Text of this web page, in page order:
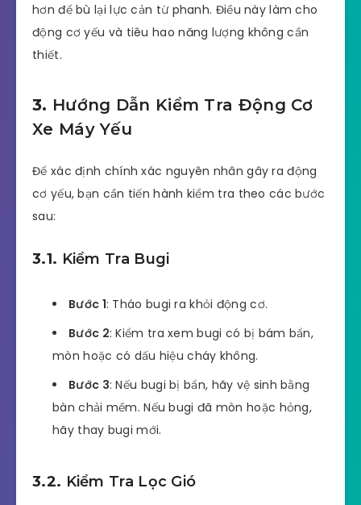
hơn để bù lại lực cản từ phanh. Điều này làm cho
động cơ yếu và tiêu hao năng lượng không cần
thiết.
3. Hướng Dẫn Kiểm Tra Động Cơ
Xe Máy Yếu
Để xác định chính xác nguyên nhân gây ra động
cơ yếu, bạn cần tiến hành kiểm tra theo các bước
sau:
3.1. Kiểm Tra Bugi
Bước 1: Tháo bugi ra khỏi động cơ.
Bước 2: Kiểm tra xem bugi có bị bám bẩn,
mòn hoặc có dấu hiệu cháy không.
Bước 3: Nếu bugi bị bẩn, hãy vệ sinh bằng
bàn chải mềm. Nếu bugi đã mòn hoặc hỏng,
hãy thay bugi mới.
3.2. Kiểm Tra Lọc Gió